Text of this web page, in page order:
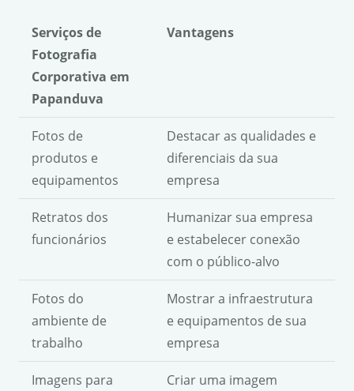
Serviços de
Fotografia
Corporativa em
Papanduva
Vantagens
Fotos de
produtos e
equipamentos
Destacar as qualidades e
diferenciais da sua
empresa
Retratos dos
funcionários
Humanizar sua empresa
e estabelecer conexão
com o público-alvo
Fotos do
ambiente de
trabalho
Mostrar a infraestrutura
e equipamentos de sua
empresa
Imagens para
Criar uma imagem